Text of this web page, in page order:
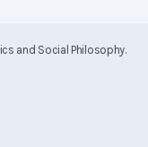
and Social Philosophy.